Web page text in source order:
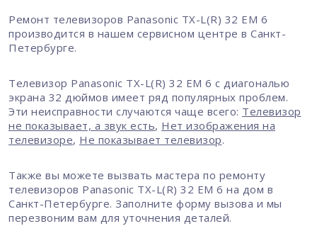
Ремонт телевизоров Panasonic TX-L(R) 32 EM 6
производится в нашем сервисном центре в Санкт-
Петербурге.
Телевизор Panasonic TX-L(R) 32 EM 6 с диагональю
экрана 32 дюймов имеет ряд популярных проблем.
Эти неисправности случаются чаще всего: Телевизор
не показывает, а звук есть, Нет изображения на
телевизоре, Не показывает телевизор.
Также вы можете вызвать мастера по ремонту
телевизоров Panasonic TX-L(R) 32 EM 6 на дом в
Санкт-Петербурге. Заполните форму вызова и мы
перезвоним вам для уточнения деталей.